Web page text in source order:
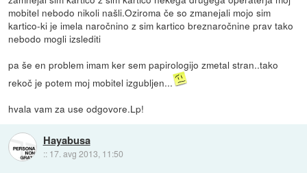
mobitel nebodo nikoli našli.Oziroma če so zmanejali mojo sim
kartico-ki je imela naročnino z sim kartico breznaročnine prav tako
nebodo mogli izslediti
pa še en problem imam ker sem papirologijo zmetal stran..tako
rekoč je potem moj mobitel izgubljen...
hvala vam za use odgovore.Lp!
Hayabusa
:: 17. avg 2013, 11:50